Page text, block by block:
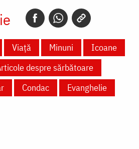
Viață Minuni
Icoane
despre sărbătoare
Condac
Evanghelie